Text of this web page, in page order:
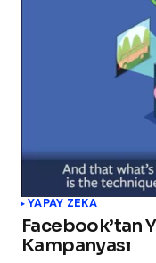
YAPAY ZEKA
Facebook’tan
Kampanyası